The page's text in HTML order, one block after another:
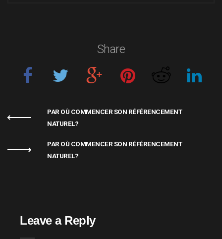
Share
PAR OÙ COMMENCER SON RÉFÉRENCEMENT
NATUREL?
PAR OÙ COMMENCER SON RÉFÉRENCEMENT
NATUREL?
Leave a Reply